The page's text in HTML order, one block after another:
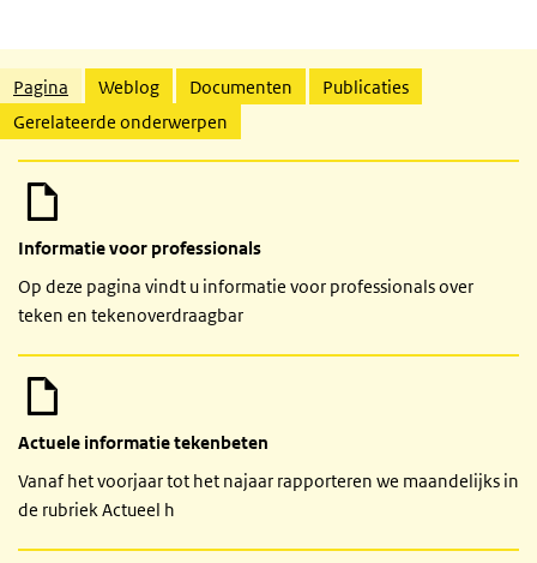
Gerelateerde inhoud
Pagina Weblog Documenten
Publicaties
Gerelateerde onderwerpen
Informatie voor professionals
Op deze pagina vindt u informatie voor professionals over
teken en tekenoverdraagbar
Actuele informatie tekenbeten
Vanaf het voorjaar tot het najaar rapporteren we maandelijks in
de rubriek Actueel h